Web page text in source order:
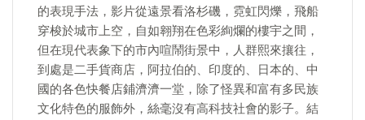
的表現手法，影片從遠景看洛杉磯，霓虹閃爍，飛船
穿梭於城市上空，自如翱翔在色彩絢爛的樓宇之間，
但在現代表象下的市內喧鬧街景中，人群熙來攘往，
到處是二手貨商店，阿拉伯的、印度的、日本的、中
國的各色快餐店鋪濟濟一堂，除了怪異和富有多民族
文化特色的服飾外，絲毫沒有高科技社會的影子。結